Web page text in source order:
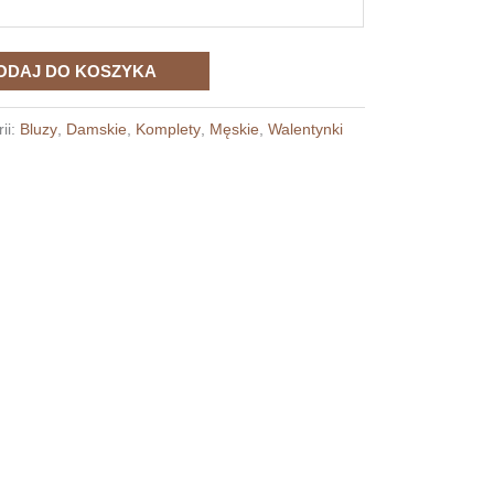
DO KOSZYKA
Bluzy Damskie Komplety Męskie ,Walentynki